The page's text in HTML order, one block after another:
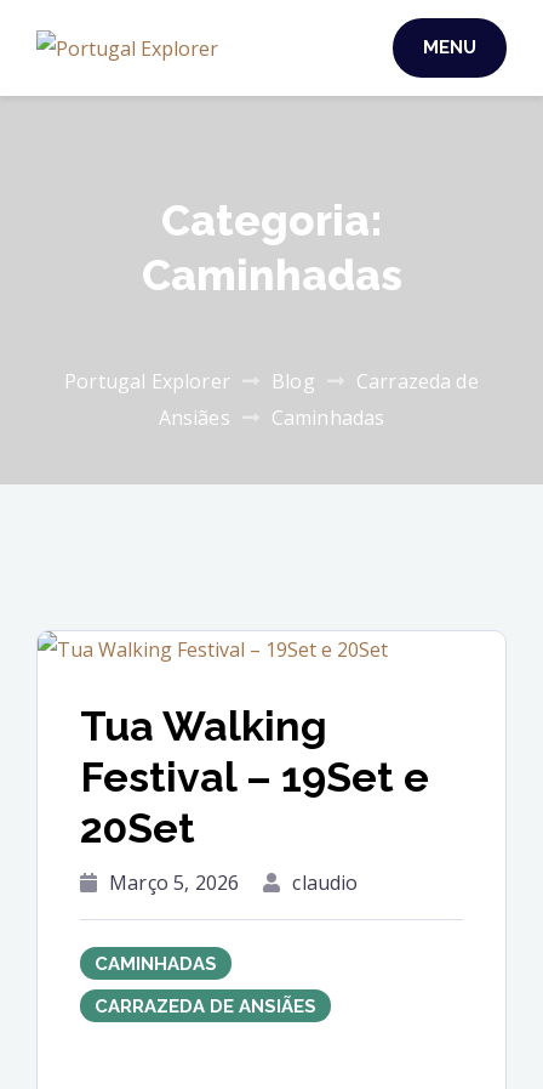
MENU
Categoria:
Caminhadas
Portugal Explorer Blog
Carrazeda de
Ansiães
Caminhadas
Tua Walking
Festival – 19Set e
20Set
Março 5, 2026 claudio
CAMINHADAS
CARRAZEDA DE ANSIÃES